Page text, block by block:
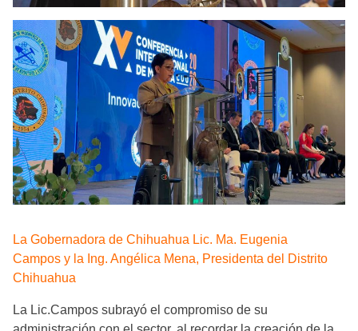
La Gobernadora de Chihuahua Lic. Ma. Eugenia
Campos y la Ing. Angélica Mena, Presidenta del Distrito
Chihuahua
La Lic.Campos subrayó el compromiso de su